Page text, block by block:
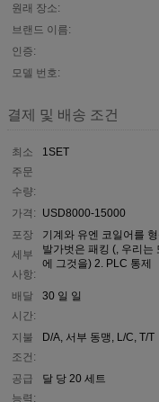
원래 장소:
브랜드 이름:
인증:
모델 번호:
결제 및 배송 조건
최소
주문
수량:
1SET
가격:
USD8000-15000
포장
세부
사항:
기계와 유엔 코일어를
발가벗은 패킹 (, 우리는
에 그것을) 2. PLC 통제
배달
시간:
30 일 일
지불
조건:
D/A, 서부 동맹, L/C, T/T
공급
능력:
달 당 20 세트